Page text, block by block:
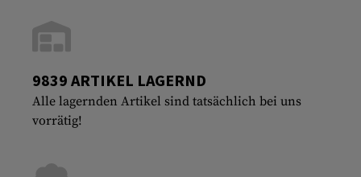
9839 ARTIKEL LAGERND
Alle lagernden Artikel sind tatsächlich bei uns
vorrätig!